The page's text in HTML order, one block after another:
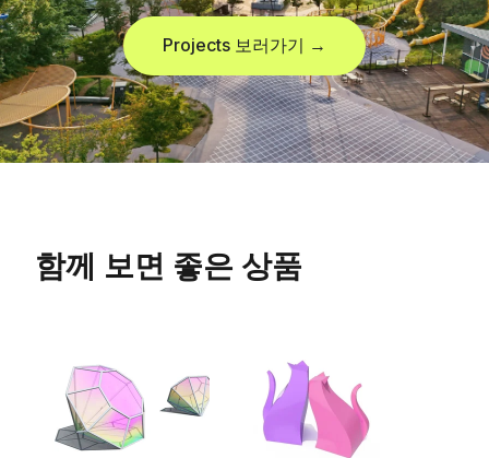
Projects 보러가기 →
함께 보면 좋은 상품